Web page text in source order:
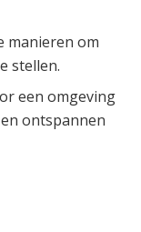
manieren om
stellen.
een omgeving
ontspannen